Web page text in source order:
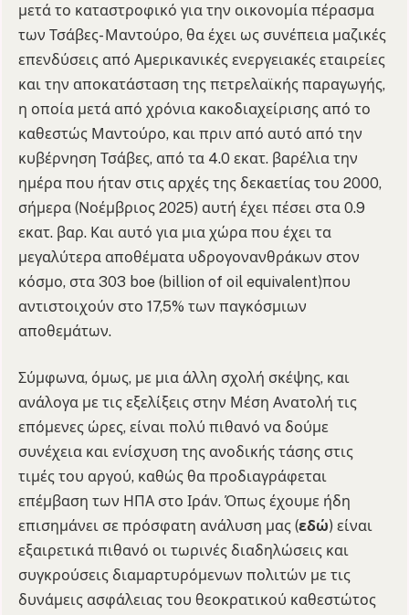
μετά το καταστροφικό για την οικονομία πέρασμα
των Τσάβες- Μαντούρο, θα έχει ως συνέπεια μαζικές
επενδύσεις από Αμερικανικές ενεργειακές εταιρείες
και την αποκατάσταση της πετρελαϊκής παραγωγής,
η οποία μετά από χρόνια κακοδιαχείρισης από το
καθεστώς Μαντούρο, και πριν από αυτό από την
κυβέρνηση Τσάβες, από τα 4.0 εκατ. βαρέλια την
ημέρα που ήταν στις αρχές της δεκαετίας του 2000,
σήμερα (Νοέμβριος 2025) αυτή έχει πέσει στα 0.9
εκατ. βαρ. Και αυτό για μια χώρα που έχει τα
μεγαλύτερα αποθέματα υδρογονανθράκων στον
κόσμο, στα 303 boe (billion of oil equivalent)που
αντιστοιχούν στο 17,5% των παγκόσμιων
αποθεμάτων.
Σύμφωνα, όμως, με μια άλλη σχολή σκέψης, και
ανάλογα με τις εξελίξεις στην Μέση Ανατολή τις
επόμενες ώρες, είναι πολύ πιθανό να δούμε
συνέχεια και ενίσχυση της ανοδικής τάσης στις
τιμές του αργού, καθώς θα προδιαγράφεται
επέμβαση των ΗΠΑ στο Ιράν. Όπως έχουμε ήδη
επισημάνει σε πρόσφατη ανάλυση μας (εδώ) είναι
εξαιρετικά πιθανό οι τωρινές διαδηλώσεις και
συγκρούσεις διαμαρτυρόμενων πολιτών με τις
δυνάμεις ασφάλειας του θεοκρατικού καθεστώτος